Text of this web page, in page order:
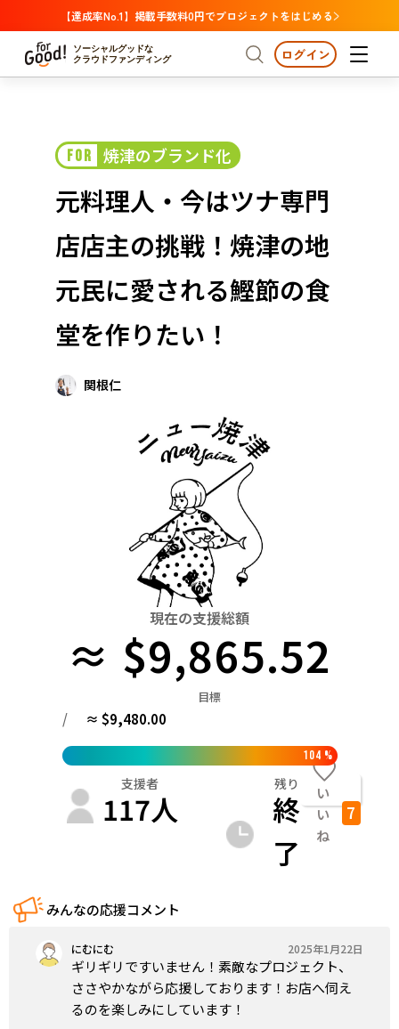
【達成率No.1】掲載手数料0円でプロジェクトをはじめる
ソーシャルグッドな
クラウドファンディング
プロジェクトからさがす
カテゴリーからさがす 国際協力
医療・福祉
人権・マイノリティ
中国
四国
九州・沖縄
注目 新着
支援金額が多い
支援人数が多い
終了日が近い
カテゴリーからさがす
国際協力 医療・福祉
子ども・教育
環境・エシカル
人権・マイノリティ
社会貢献
地域からさがす
北海道 青森
群馬 埼玉 千葉
福井
京都 大阪 兵庫
岡山 広島 山口
九州・沖縄
ログイン
FOR 焼津のブランド化
元料理人・今はツナ専門
店店主の挑戦！焼津の地
元民に愛される鰹節の食
堂を作りたい！
関根仁
現在の支援総額
≈ $9,865.52
目標
/ ≈ $9,480.00
104 %
支援者
117人
残り
終
了
い
い
ね
7
みんなの応援コメント
にむにむ 2025年1月22日
ギリギリですいません！素敵なプロジェクト、
ささやかながら応援しております！お店へ伺え
るのを楽しみにしています！